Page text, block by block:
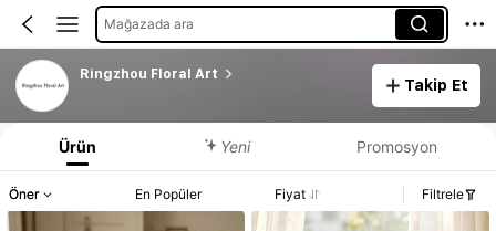
Mağazada ara
Ringzhou Floral Art
Takip Et
Ürün Yeni Promosyon
Öner En Popüler Fiyat Filtrele